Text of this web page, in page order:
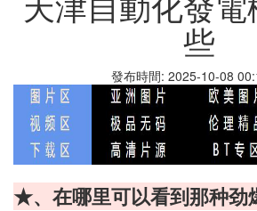
些
發布時間: 2025-10-08
★、在哪里可以看到那种劲